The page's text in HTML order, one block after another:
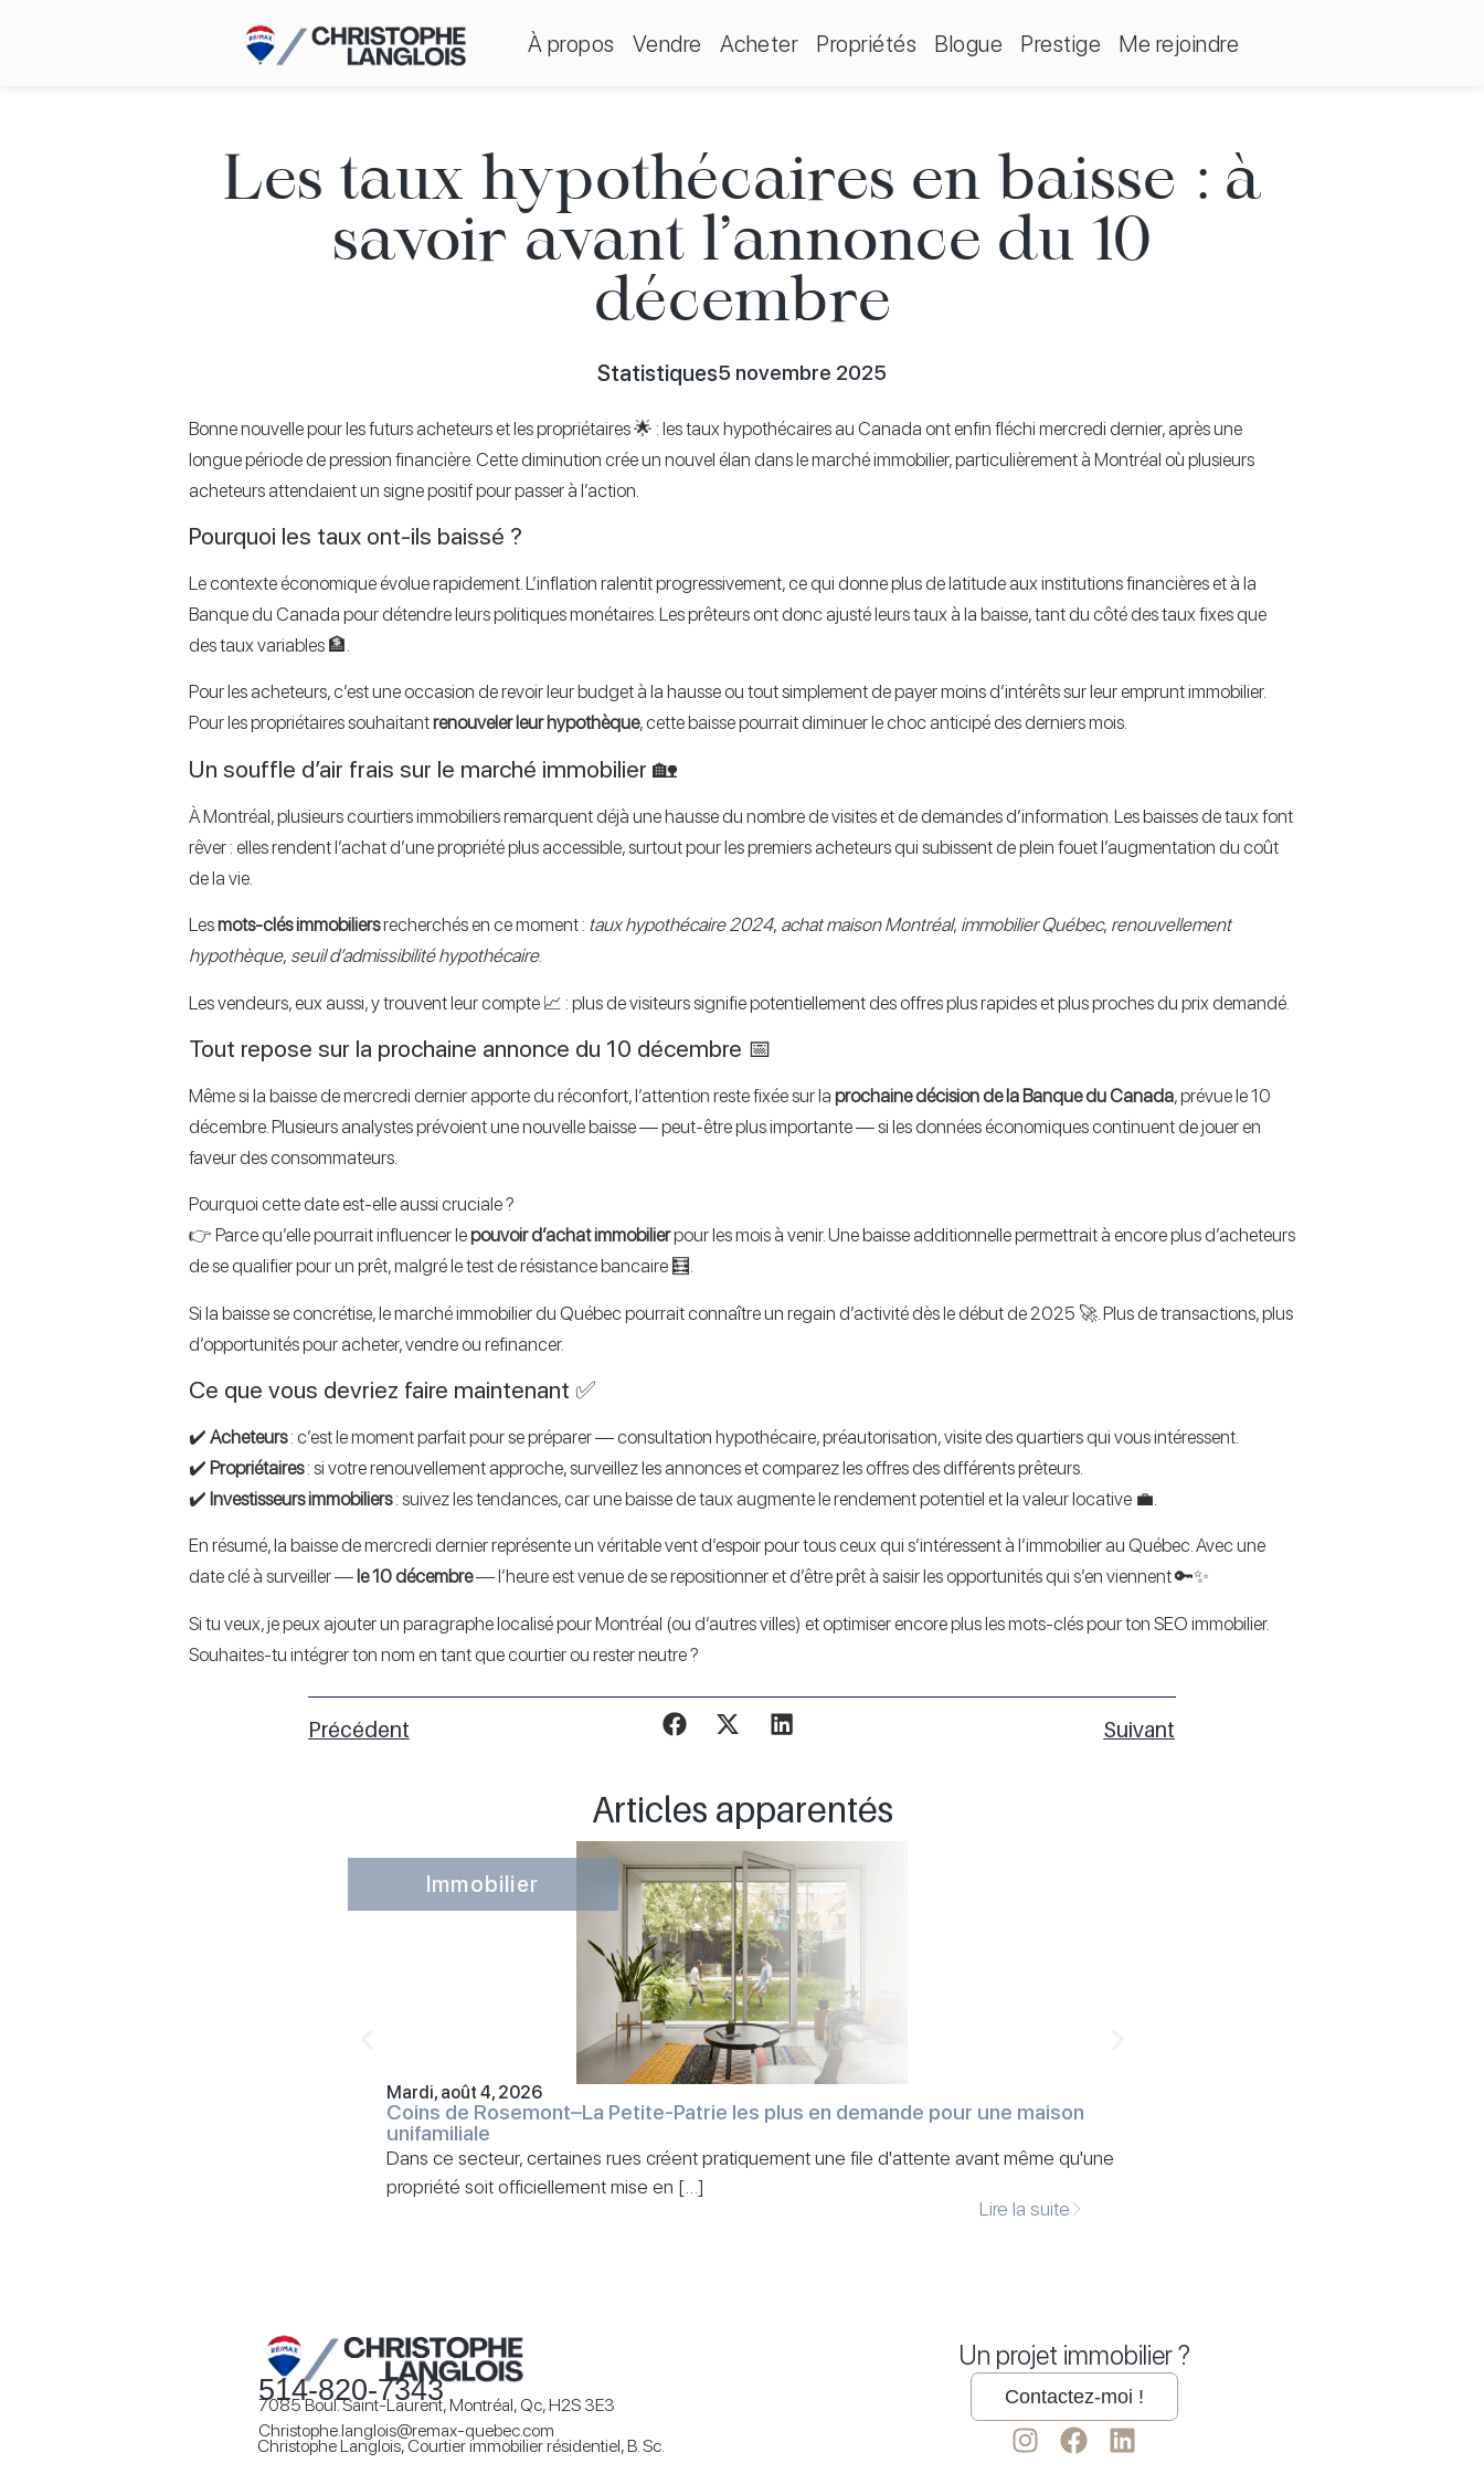
À propos Vendre Acheter Propriétés Blogue Prestige Me rejoindre
Les taux hypothécaires en baisse : à
savoir avant l’annonce du 10
décembre
Statistiques5 novembre 2025
Bonne nouvelle pour les futurs acheteurs et les propriétaires 🌟 : les taux hypothécaires au Canada ont enfin fléchi mercredi dernier, après une
longue période de pression financière. Cette diminution crée un nouvel élan dans le marché immobilier, particulièrement à Montréal où plusieurs
acheteurs attendaient un signe positif pour passer à l’action.
Pourquoi les taux ont-ils baissé ?
Le contexte économique évolue rapidement. L’inflation ralentit progressivement, ce qui donne plus de latitude aux institutions financières et à la
Banque du Canada pour détendre leurs politiques monétaires. Les prêteurs ont donc ajusté leurs taux à la baisse, tant du côté des taux fixes que
des taux variables 🏦.
Pour les acheteurs, c’est une occasion de revoir leur budget à la hausse ou tout simplement de payer moins d’intérêts sur leur emprunt immobilier.
Pour les propriétaires souhaitantrenouveler leur hypothèque, cette baisse pourrait diminuer le choc anticipé des derniers mois.
Un souffle d’air frais sur le marché immobilier 🏡
À Montréal, plusieurs courtiers immobiliers remarquent déjà une hausse du nombre de visites et de demandes d’information. Les baisses de taux font
rêver : elles rendent l’achat d’une propriété plus accessible, surtout pour les premiers acheteurs qui subissent de plein fouet l’augmentation du coût
de la vie.
Lesmots-clés immobiliersrecherchés en ce moment : taux hypothécaire 2024, achat maison Montréal, immobilier Québec, renouvellement
hypothèque, seuil d’admissibilité hypothécaire.
Les vendeurs, eux aussi, y trouvent leur compte 📈 : plus de visiteurs signifie potentiellement des offres plus rapides et plus proches du prix demandé.
Tout repose sur la prochaine annonce du 10 décembre 📅
Même si la baisse de mercredi dernier apporte du réconfort, l’attention reste fixée sur la prochaine décision de la Banque du Canada, prévue le 10
décembre. Plusieurs analystes prévoient une nouvelle baisse — peut-être plus importante — si les données économiques continuent de jouer en
faveur des consommateurs.
Pourquoi cette date est-elle aussi cruciale ?
👉 Parce qu’elle pourrait influencer lepouvoir d’achat immobilierpour les mois à venir. Une baisse additionnelle permettrait à encore plus d’acheteurs
de se qualifier pour un prêt, malgré le test de résistance bancaire 🧮.
Si la baisse se concrétise, le marché immobilier du Québec pourrait connaître un regain d’activité dès le début de 2025 🚀. Plus de transactions, plus
d’opportunités pour acheter, vendre ou refinancer.
Ce que vous devriez faire maintenant ✅
✔️ Acheteurs: c’est le moment parfait pour se préparer — consultation hypothécaire, préautorisation, visite des quartiers qui vous intéressent.
✔️ Propriétaires: si votre renouvellement approche, surveillez les annonces et comparez les offres des différents prêteurs.
✔️ Investisseurs immobiliers: suivez les tendances, car une baisse de taux augmente le rendement potentiel et la valeur locative 💼.
En résumé, la baisse de mercredi dernier représente un véritable vent d’espoir pour tous ceux qui s’intéressent à l’immobilier au Québec. Avec une
date clé à surveiller — le 10 décembre— l’heure est venue de se repositionner et d’être prêt à saisir les opportunités qui s’en viennent 🔑✨
Si tu veux, je peux ajouter un paragraphe localisé pour Montréal (ou d’autres villes) et optimiser encore plus les mots-clés pour ton SEO immobilier.
Souhaites-tu intégrer ton nom en tant que courtier ou rester neutre ?
Précédent Suivant
Articles apparentés
Immobilier
Mardi, août 4, 2026
Coins de Rosemont–La Petite-Patrie les plus en demande pour une maison
unifamiliale
Dans ce secteur, certaines rues créent pratiquement une file d'attente avant même qu'une
propriété soit officiellement mise en […]
Lire la suite
514-820-7343
7085 Boul. Saint-Laurent, Montréal, Qc, H2S 3E3
Christophe.langlois@remax-quebec.com
Christophe Langlois, Courtier immobilier résidentiel, B. Sc.
Un projet immobilier ?
Contactez-moi !